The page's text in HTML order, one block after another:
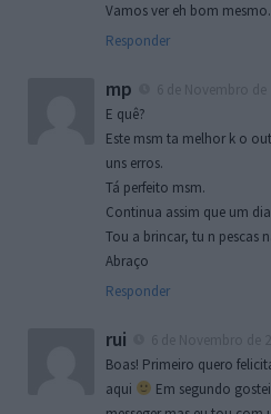
Vamos ver eh bom
Responder
mp
E quê?
Este msm ta melhor k o
uns erros.
Tá perfeito msm.
Continua assim que um
Tou a brincar, tu n pescas
Abraço
Responder
rui
Boas! Primeiro quero
aqui
Em segundo